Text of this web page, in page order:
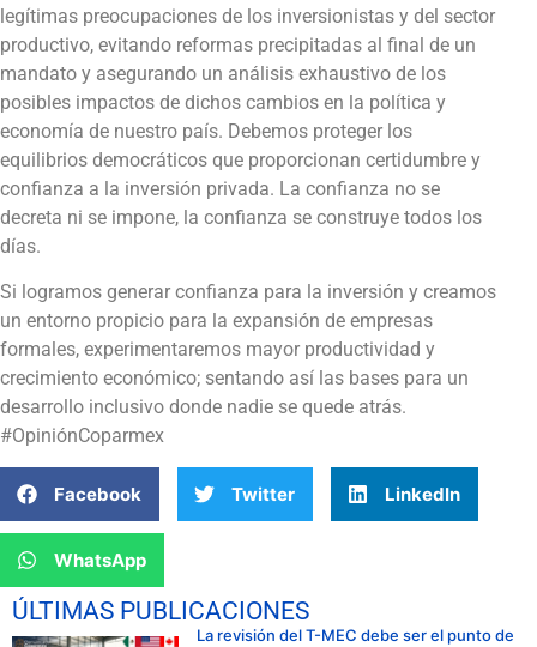
legítimas preocupaciones de los inversionistas y del sector
productivo, evitando reformas precipitadas al final de un
mandato y asegurando un análisis exhaustivo de los
posibles impactos de dichos cambios en la política y
economía de nuestro país. Debemos proteger los
equilibrios democráticos que proporcionan certidumbre y
confianza a la inversión privada. La confianza no se
decreta ni se impone, la confianza se construye todos los
días.
Si logramos generar confianza para la inversión y creamos
un entorno propicio para la expansión de empresas
formales, experimentaremos mayor productividad y
crecimiento económico; sentando así las bases para un
desarrollo inclusivo donde nadie se quede atrás.
#OpiniónCoparmex
Facebook Twitter LinkedIn
WhatsApp
ÚLTIMAS PUBLICACIONES
La revisión del T-MEC debe ser el punto de